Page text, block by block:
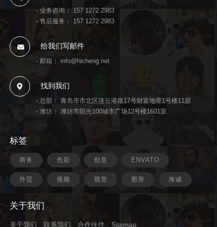
- 业务咨询： 157 1272 2983
- 售后服务： 157 1272 2983
给我们写邮件
- 邮箱： info@hicheng.net
找到我们
- 总部： 青岛市市北区连云港路17号财富地带1号楼11层
- 潍坊： 潍坊市阳光100城市广场12号楼1601室
标签
商务 色彩 创意 ENVATO
外贸 视频 视觉 图形 海诚
关于我们
关于我们 联系我们 合作伙伴 Sitemap